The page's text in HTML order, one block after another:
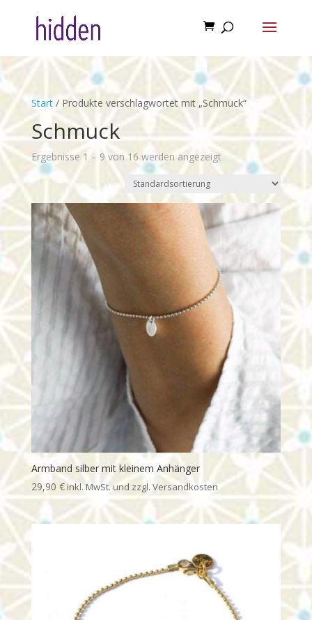
Start/ Produkte verschlagwortet mit „Schmuck“
Schmuck
Ergebnisse 1 – 9 von 16 werden angezeigt
Armband silber mit kleinem Anhänger
29,90 €